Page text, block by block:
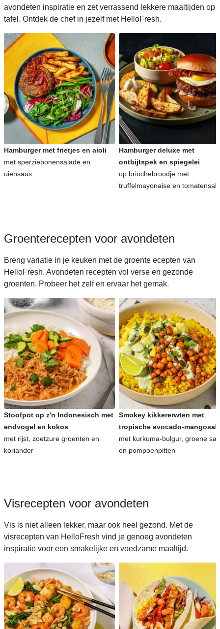
Italiaanse recepten voor avondeten
Japanse recepten voor avondeten
Makkelijke recepten voor avondeten
Snelle recepten voor avondeten
Koreaanse recepten voor avondeten
avondeten inspiratie en zet verrassend lekkere maaltijden op
tafel. Ontdek de chef in jezelf met HelloFresh.
Hamburger met frietjes en aioli
met sperziebonensalade en
uiensaus
Hamburger deluxe met
ontbijtspek en spiegelei
op briochebroodje met
truffelmayonaise en
Groenterecepten voor avondeten
Breng variatie in je keuken met de groente ecepten van
HelloFresh. Avondeten recepten vol verse en gezonde
groenten. Probeer het zelf en ervaar het gemak.
Stoofpot op z'n Indonesisch met
endvogel en kokos
met rijst, zoetzure groenten en
koriander
Smokey kikkererwten met
tropische avocado-
met kurkuma-bulgur, groene
en pompoenpitten
Visrecepten voor avondeten
Vis is niet alleen lekker, maar ook heel gezond. Met de
visrecepten van HelloFresh vind je genoeg avondeten
inspiratie voor een smakelijke en voedzame maaltijd.